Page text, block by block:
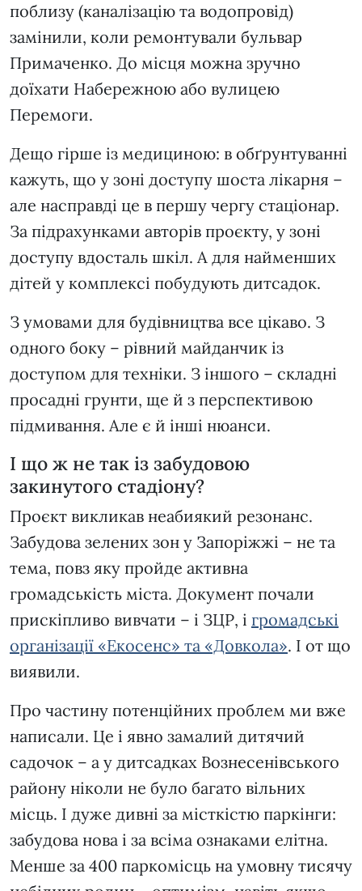
поблизу (каналізацію та водопровід)
замінили, коли ремонтували бульвар
Примаченко. До місця можна зручно
доїхати Набережною або вулицею
Перемоги.
Дещо гірше із медициною: в обґрунтуванні
кажуть, що у зоні доступу шоста лікарня –
але насправді це в першу чергу стаціонар.
За підрахунками авторів проєкту, у зоні
доступу вдосталь шкіл. А для найменших
дітей у комплексі побудують дитсадок.
З умовами для будівництва все цікаво. З
одного боку – рівний майданчик із
доступом для техніки. З іншого – складні
просадні грунти, ще й з перспективою
підмивання. Але є й інші нюанси.
І що ж не так із забудовою
закинутого стадіону?
Проєкт викликав неабиякий резонанс.
Забудова зелених зон у Запоріжжі – не та
тема, повз яку пройде активна
громадськість міста. Документ почали
прискіпливо вивчати – і ЗЦР, і громадські
організації «Екосенс» та «Довкола». І от що
виявили.
Про частину потенційних проблем ми вже
написали. Це і явно замалий дитячий
садочок – а у дитсадках Вознесенівського
району ніколи не було багато вільних
місць. І дуже дивні за місткістю паркінги:
забудова нова і за всіма ознаками елітна.
Менше за 400 паркомісць на умовну тисячу